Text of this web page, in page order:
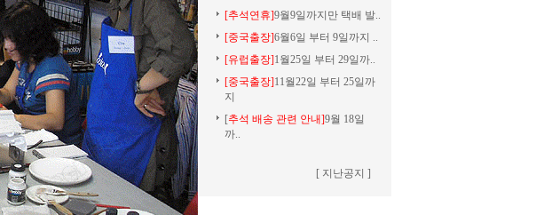
[추석연휴]9월9일까지만 택배 발..
[중국출장]6월6일 부터 9일까지 ..
[유럽출장]1월25일 부터 29일까..
[중국출장]11월22일 부터 25일까
지
[추석 배송 관련 안내]9월 18일
까..
[ 지난공지 ]